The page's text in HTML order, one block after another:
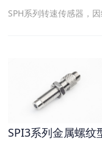
SPH系列转速传感器，
SPI3系列金属螺纹